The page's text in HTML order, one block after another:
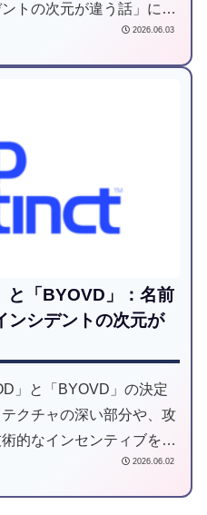
トの次元が違う話」につ
だとご理解いただけたで
2026.06.03
と「BYOVD」：名前
ンシデントの次元が
」と「BYOVD」の決定
クチャの深い部分や、攻
的なインセンティブを交
験ベースで徹底的に解説
2026.06.02